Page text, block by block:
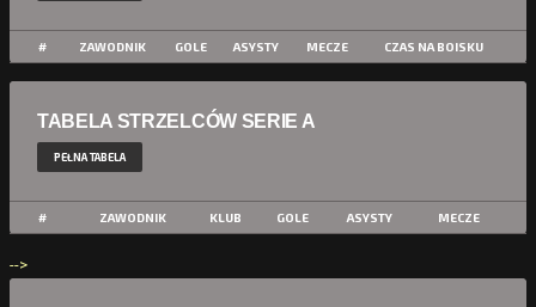
# ZAWODNIK GOLE ASYSTY MECZE CZAS NA BOISKU
TABELA STRZELCÓW SERIE A
PEŁNA TABELA
# ZAWODNIK KLUB GOLE ASYSTY MECZE
-->